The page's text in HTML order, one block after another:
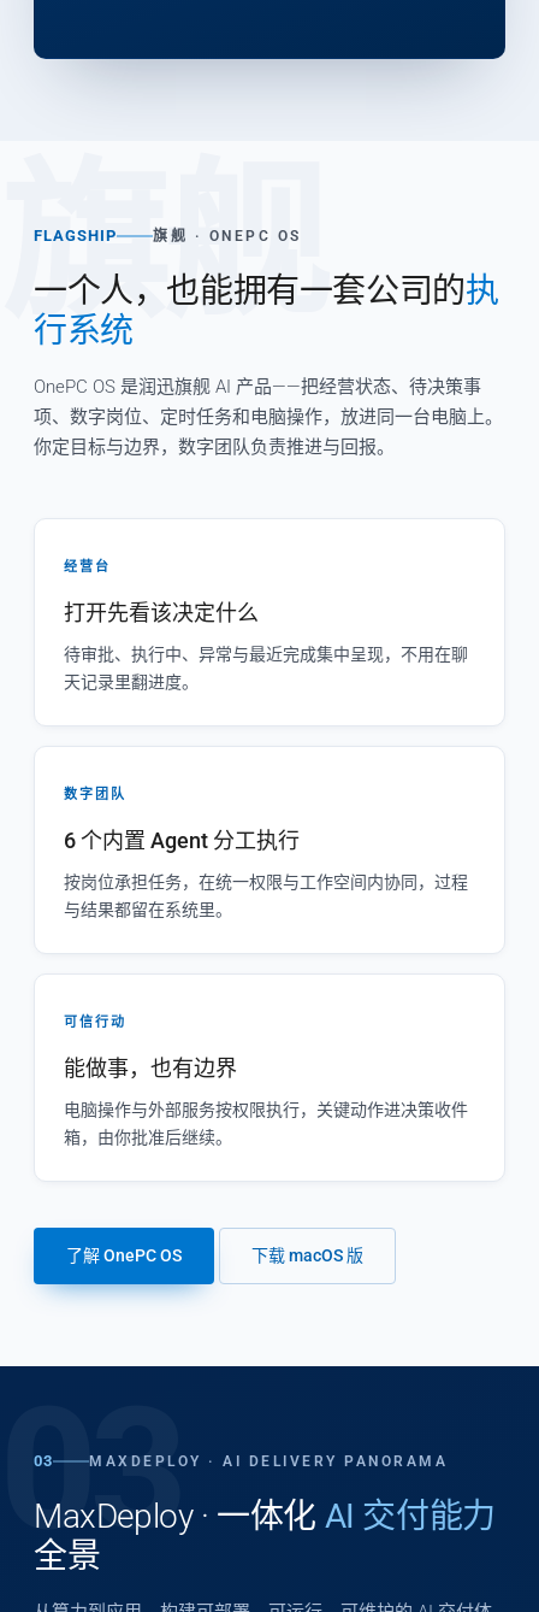
旗舰
FLAGSHIP 旗舰 · ONEPC OS
一个人，也能拥有一套公司的执
行系统
OnePC OS 是润迅旗舰 AI 产品——把经营状态、待决策事
项、数字岗位、定时任务和电脑操作，放进同一台电脑上。
你定目标与边界，数字团队负责推进与回报。
经营台
打开先看该决定什么
待审批、执行中、异常与最近完成集中呈现，不用在聊
天记录里翻进度。
数字团队
6 个内置 Agent 分工执行
按岗位承担任务，在统一权限与工作空间内协同，过程
与结果都留在系统里。
可信行动
能做事，也有边界
电脑操作与外部服务按权限执行，关键动作进决策收件
箱，由你批准后继续。
了解 OnePC OS 下载 macOS 版
03
03 MAXDEPLOY · AI DELIVERY PANORAMA
MaxDeploy · 一体化 AI 交付能力
全景